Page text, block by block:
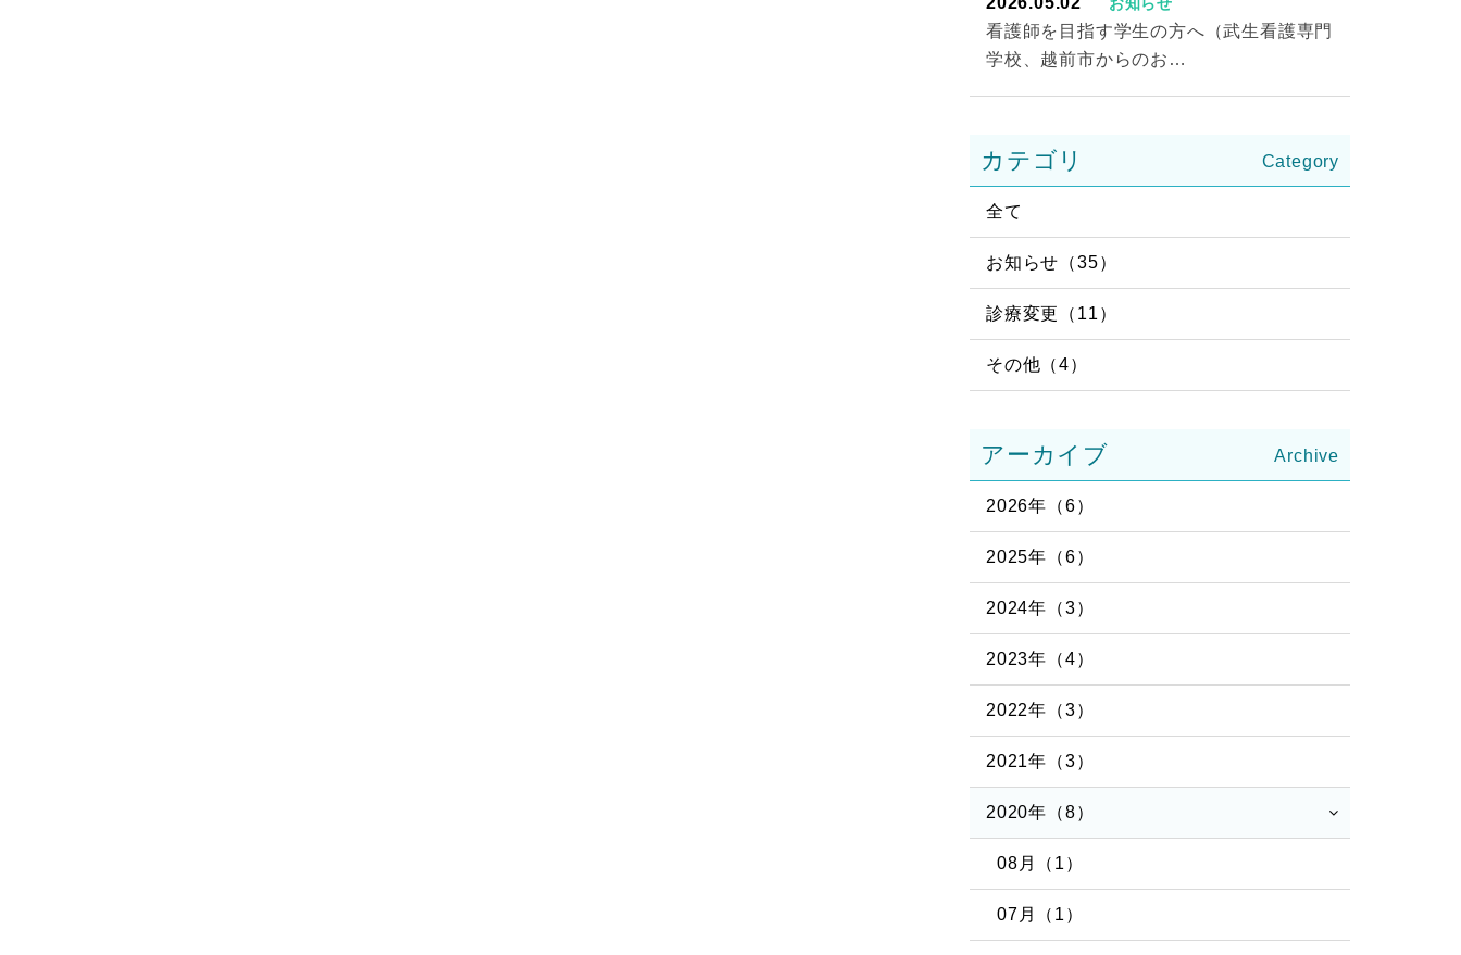
看護師を目指す学生の方へ（武生看護専門
学校、越前市からのお…
カテゴリ
全て
お知らせ（35）
診療変更（11）
その他（4）
アーカイブ
2026年（6）
2025年（6）
2024年（3）
2023年（4）
2022年（3）
2021年（3）
2020年（8）
08月（1）
07月（1）